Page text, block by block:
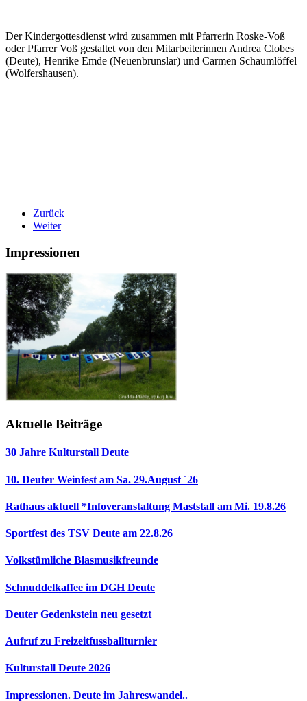
Der Kindergottesdienst wird zusammen mit Pfarrerin Roske-Voß
oder Pfarrer Voß gestaltet von den Mitarbeiterinnen Andrea Clobes
(Deute), Henrike Emde (Neuenbrunslar) und Carmen Schaumlöffel
(Wolfershausen).
Zurück
Weiter
Impressionen
Aktuelle Beiträge
30 Jahre Kulturstall Deute
10. Deuter Weinfest am Sa. 29.August ´26
Rathaus aktuell *Infoveranstaltung Maststall am Mi. 19.8.26
Sportfest des TSV Deute am 22.8.26
Volkstümliche Blasmusikfreunde
Schnuddelkaffee im DGH Deute
Deuter Gedenkstein neu gesetzt
Aufruf zu Freizeitfussballturnier
Kulturstall Deute 2026
Impressionen. Deute im Jahreswandel..